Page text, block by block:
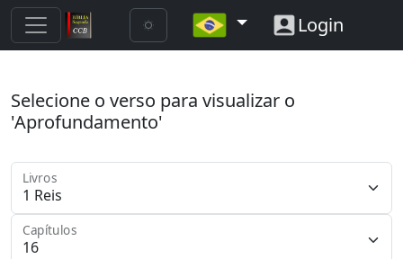
Login
Selecione o verso para visualizar o
'Aprofundamento'
Livros
Capítulos